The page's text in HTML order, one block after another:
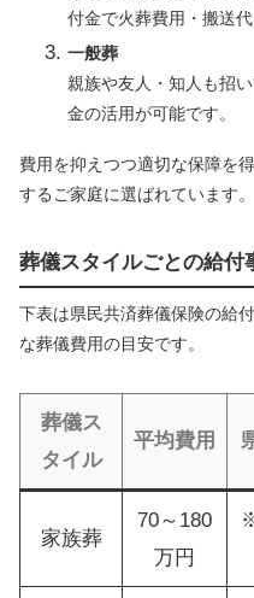
付金で火葬費用・搬送代
一般葬
親族や友人・知人も招
金の活用が可能です。
費用を抑えつつ適切な保障を
するご家庭に選ばれています。
葬儀スタイルごとの給付
下表は県民共済葬儀保険の給
な葬儀費用の目安です。
葬儀ス
タイル
平均費用
家族葬
70～180
万円